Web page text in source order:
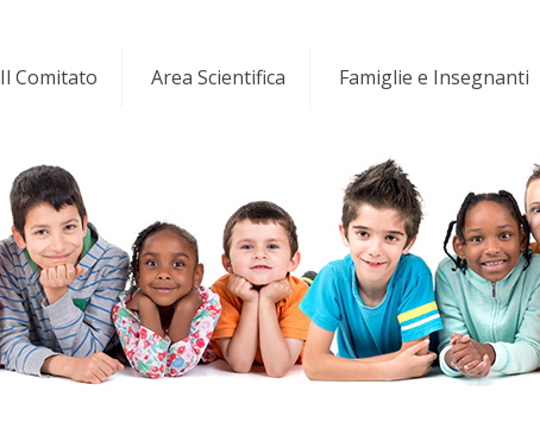
Il Comitato Area Scientifica Famiglie e Insegnanti